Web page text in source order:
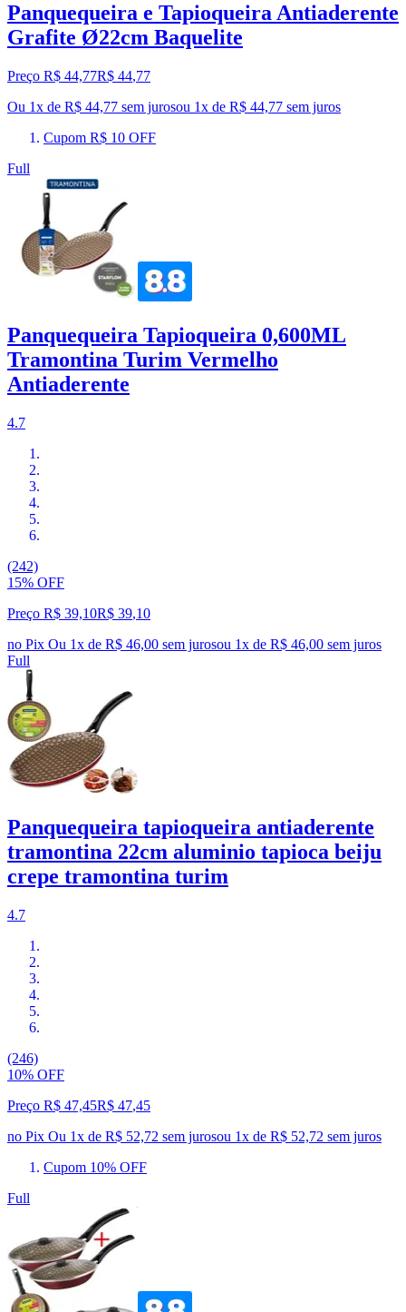
Panquequeira e Tapioqueira Antiaderente
Grafite Ø22cm Baquelite
Preço R$ 44,77R$ 44,77
Ou 1x de R$ 44,77 sem jurosou 1x de R$ 44,77 sem juros
Cupom R$ 10 OFF
Full
Panquequeira Tapioqueira 0,600ML
Tramontina Turim Vermelho
Antiaderente
4.7
(242)
15% OFF
Preço R$ 39,10R$ 39,10
no Pix Ou 1x de R$ 46,00 sem jurosou 1x de R$ 46,00 sem juros
Full
Panquequeira tapioqueira antiaderente
tramontina 22cm aluminio tapioca beiju
crepe tramontina turim
4.7
(246)
10% OFF
Preço R$ 47,45R$ 47,45
no Pix Ou 1x de R$ 52,72 sem jurosou 1x de R$ 52,72 sem juros
Cupom 10% OFF
Full